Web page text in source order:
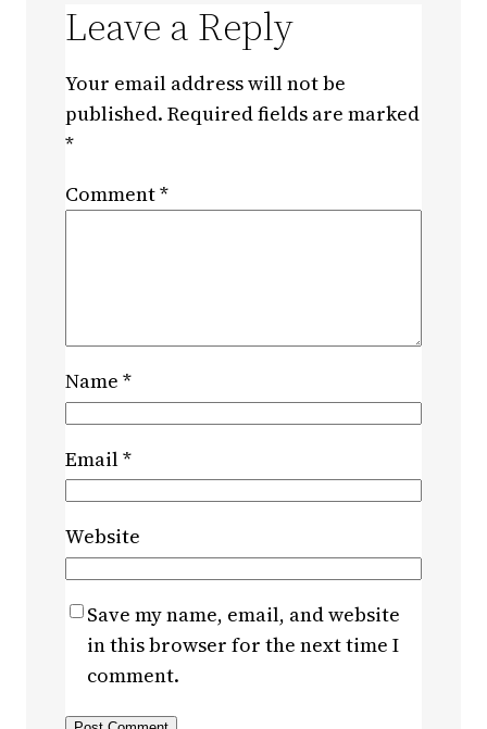
Leave a Reply
Your email address will not be
published. Required fields are marked
*
Comment*
Name *
Email*
Website
Save my name, email, and website
in this browser for the next time I
comment.